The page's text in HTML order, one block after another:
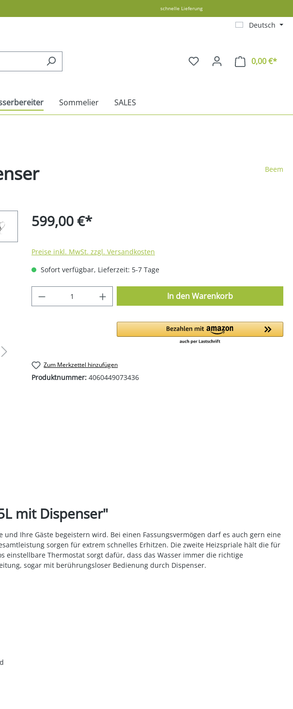
schnelle Lieferung
Deutsch
0,00 €*
Sommelier SALES
Beem
599,00 €*
Preise inkl. MwSt. zzgl. Versandkosten
Sofort verfügbar, Lieferzeit: 5-7 Tage
Produkt Anzahl: Gib den gewünschten Wert
In den Warenkorb
Zum Merkzettel hinzufügen
Produktnummer: 4060449073436
mit Dispenser"
Ihre Gäste begeistern wird. Bei einen Fassungsvermögen darf es auch gern eine
sorgen für extrem schnelles Erhitzen. Die zweite Heizspriale hält die für
einstellbare Thermostat sorgt dafür, dass das Wasser immer die richtige
sogar mit berührungsloser Bedienung durch Dispenser.